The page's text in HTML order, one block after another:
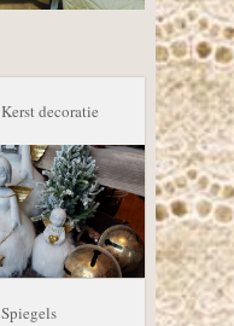
Kerst decoratie
Spiegels